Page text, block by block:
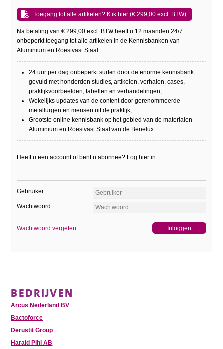
Toegang tot alle artikelen? Klik hier (€ 299,00 excl. BTW)
Na betaling van € 299,00 excl. BTW heeft u 12 maanden 24/7
onbeperkt toegang tot alle artikelen in de Kennisbanken van
Aluminium en Roestvast Staal.
24 uur per dag onbeperkt surfen door de enorme kennisbank
gevuld met honderden studies, artikelen, verhalen, cases,
praktijkvoorbeelden, tabellen en verhandelingen;
Wekelijks updates van de content door gerenommeerde
metallurgen en mensen uit de praktijk;
Grootste online kennisbank op het gebied van de materialen
Aluminium en Roestvast Staal van de Benelux.
Heeft u een account of bent u abonnee? Log hier in.
Gebruiker
Wachtwoord
Wachtwoord vergeten
BEDRIJVEN
Arcus Nederland BV
Bactoforce
Derustit Group
Harald Pihl AB